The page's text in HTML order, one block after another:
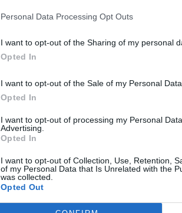
Personal Data Processing Opt Outs
I want to opt-out of the Sharing of my personal
Opted In
I want to opt-out of the Sale of my Personal Data.
Opted In
I want to opt-out of processing my Personal
Advertising.
Opted In
I want to opt-out of Collection, Use, Retention,
of my Personal Data that Is Unrelated with the
was collected.
Opted Out